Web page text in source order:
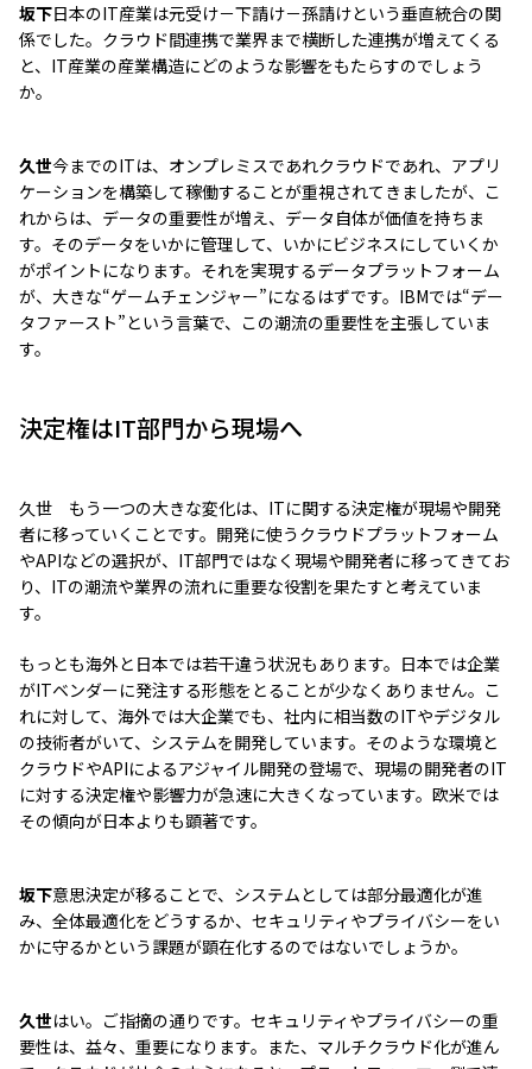
坂下日本のIT産業は元受け－下請け－孫請けという垂直統合の関
係でした。クラウド間連携で業界まで横断した連携が増えてくる
と、IT産業の産業構造にどのような影響をもたらすのでしょう
か。
久世今までのITは、オンプレミスであれクラウドであれ、アプリ
ケーションを構築して稼働することが重視されてきましたが、こ
れからは、データの重要性が増え、データ自体が価値を持ちま
す。そのデータをいかに管理して、いかにビジネスにしていくか
がポイントになります。それを実現するデータプラットフォーム
が、大きな“ゲームチェンジャー”になるはずです。IBMでは“デー
タファースト”という言葉で、この潮流の重要性を主張していま
す。
決定権はIT部門から現場へ
久世 もう一つの大きな変化は、ITに関する決定権が現場や開発
者に移っていくことです。開発に使うクラウドプラットフォーム
やAPIなどの選択が、IT部門ではなく現場や開発者に移ってきてお
り、ITの潮流や業界の流れに重要な役割を果たすと考えていま
す。
もっとも海外と日本では若干違う状況もあります。日本では企業
がITベンダーに発注する形態をとることが少なくありません。こ
れに対して、海外では大企業でも、社内に相当数のITやデジタル
の技術者がいて、システムを開発しています。そのような環境と
クラウドやAPIによるアジャイル開発の登場で、現場の開発者のIT
に対する決定権や影響力が急速に大きくなっています。欧米では
その傾向が日本よりも顕著です。
坂下意思決定が移ることで、システムとしては部分最適化が進
み、全体最適化をどうするか、セキュリティやプライバシーをい
かに守るかという課題が顕在化するのではないでしょうか。
久世はい。ご指摘の通りです。セキュリティやプライバシーの重
要性は、益々、重要になります。また、マルチクラウド化が進ん